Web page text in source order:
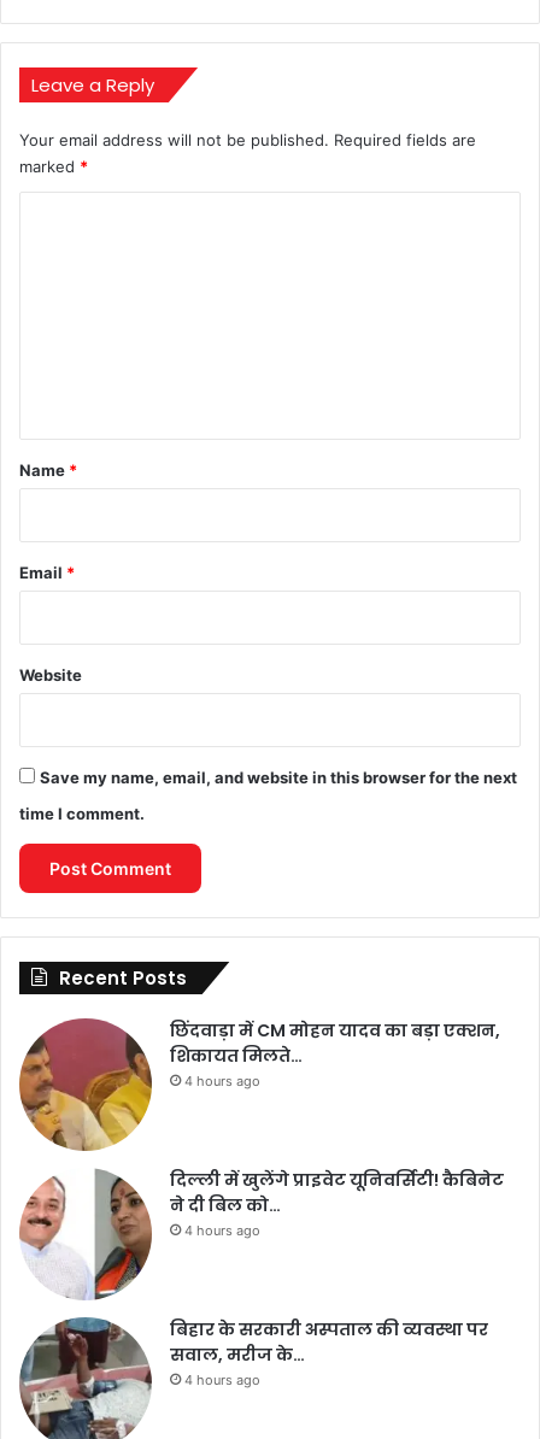
हमेशा
रहेगा
Leave a Reply
Your email address will not be published. Required fields are
marked *
*
Name *
Email *
Website
Save my name, email, and website in this browser for the next
time I comment.
Recent Posts
छिंदवाड़ा में CM मोहन यादव का बड़ा एक्शन,
शिकायत मिलते…
4 hours ago
दिल्ली में खुलेंगे प्राइवेट यूनिवर्सिटी! कैबिनेट
ने दी बिल को…
4 hours ago
बिहार के सरकारी अस्पताल की व्यवस्था पर
सवाल, मरीज के…
4 hours ago